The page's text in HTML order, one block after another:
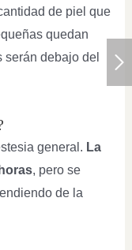
de piel que
quedan
debajo del
general. La
, pero se
de la